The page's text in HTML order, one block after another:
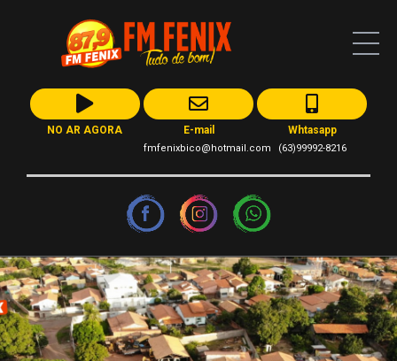
NO AR AGORA E-mail
fmfenixbico@hotmail.com
Whtasapp
(63)99992-8216